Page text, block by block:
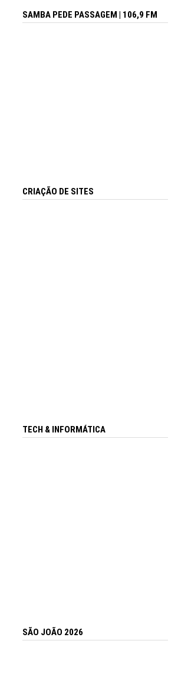
SAMBA PEDE PASSAGEM | 106,9 FM
CRIAÇÃO DE SITES
TECH & INFORMÁTICA
SÃO JOÃO 2026